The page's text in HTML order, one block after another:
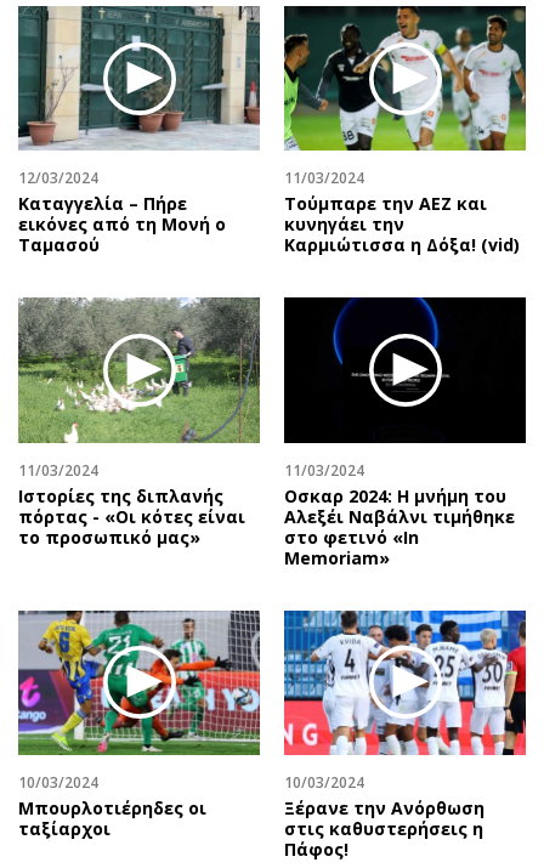
Real Estate
Επιχειρήσεις
Αγορές
Money Review
AstroBank Properties
Trends
Ενέργεια
Περιβάλλον
Ελλάδα
Κόσμος
Παράξενα
Πολιτισμός
Σινεμά
Θέατρο-Χορός
Μουσική
Βιβλίο
Χειρόγραφα
Οικονομία
Γενικά
Αναδρομές
Πρόσωπα
Περιβάλλον
Good Life
Γυναίκα
Ταξίδια
Συνταγές
Έξοδος
Εκπομπές
Wine routes
Podcasts
Uncut
Προσωπικότητες στην ''Κ''
Επιστολές
12/03/2024
Καταγγελία – Πήρε
εικόνες από τη Μονή ο
Ταμασού
11/03/2024
Τούμπαρε την ΑΕΖ και
κυνηγάει την
Καρμιώτισσα η Δόξα! (vid)
11/03/2024
Ιστορίες της διπλανής
πόρτας - «Οι κότες είναι
το προσωπικό μας»
11/03/2024
Οσκαρ 2024: Η μνήμη του
Αλεξέι Ναβάλνι τιμήθηκε
στο φετινό «In
Memoriam»
10/03/2024
Μπουρλοτιέρηδες οι
ταξίαρχοι
10/03/2024
Ξέρανε την Ανόρθωση
στις καθυστερήσεις η
Πάφος!